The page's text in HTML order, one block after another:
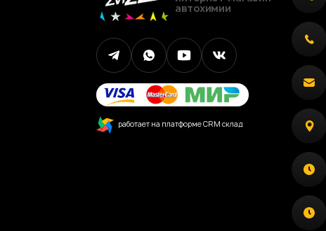
автохимии
работает на платформе CRM склад